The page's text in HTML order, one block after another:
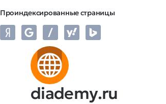
Проиндексированные страницы
diademy.ru